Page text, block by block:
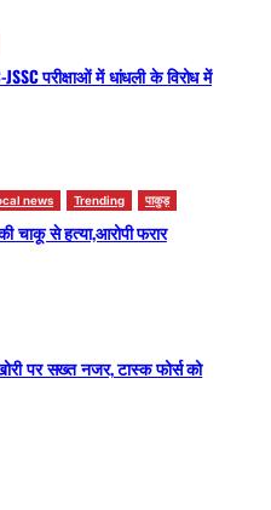
JSSC परीक्षाओं में धांधली के विरोध में
news Trending पाकुड़
चाकू से हत्या,आरोपी फरार
पर सख्त नजर, टास्क फोर्स को